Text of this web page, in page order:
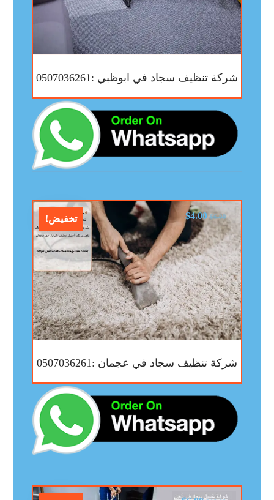
شركة تنظيف سجاد في ابوظبي :0507036261
تخفيض!
شركة تنظيف سجاد في عجمان :0507036261
$6.00
$4.00